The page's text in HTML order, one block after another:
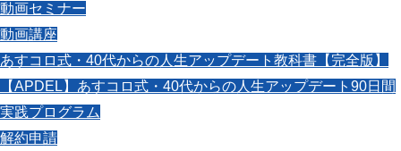
動画セミナー
動画講座
あすコロ式・40代からの人生アップデート教科書【完全版】
【APDEL】あすコロ式・40代からの人生アップデート90日間
実践プログラム
解約申請